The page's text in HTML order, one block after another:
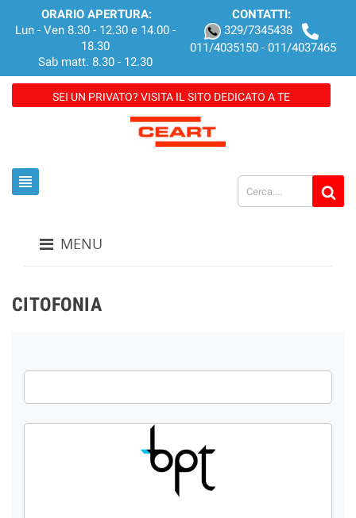
ORARIO APERTURA:
Lun - Ven 8.30 - 12.30 e 14.00 -
18.30
Sab matt. 8.30 - 12.30
CONTATTI:
329/7345438
011/4035150 - 011/4037465
SEI UN PRIVATO? VISITA IL SITO DEDICATO A TE
view_headline
MENU
CITOFONIA